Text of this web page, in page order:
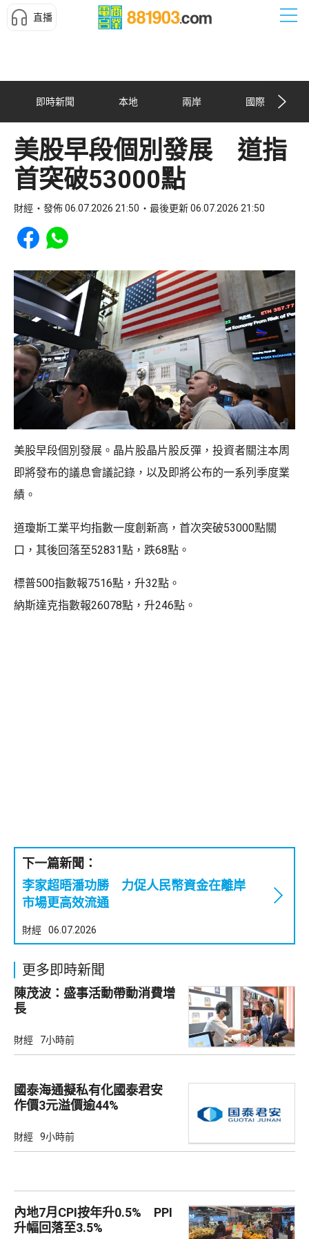
直播
即時新聞 本地 兩岸 國際
美股早段個別發展 道指
首突破53000點
財經 發佈 06.07.2026 21:50 最後更新 06.07.2026 21:50
Share to Facebook
Share to WhatsApp
美股早段個別發展。晶片股晶片股反彈，投資者關注本周
即將發布的議息會議記錄，以及即將公布的一系列季度業
績。
道瓊斯工業平均指數一度創新高，首次突破53000點關
口，其後回落至52831點，跌68點。
標普500指數報7516點，升32點。
納斯達克指數報26078點，升246點。
下一篇新聞：
李家超晤潘功勝 力促人民幣資金在離岸
市場更高效流通
財經 06.07.2026
更多即時新聞
陳茂波：盛事活動帶動消費增
長
財經 7小時前
國泰海通擬私有化國泰君安
作價3元溢價逾44%
財經 9小時前
內地7月CPI按年升0.5% PPI
升幅回落至3.5%